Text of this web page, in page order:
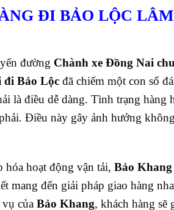
ĐI BẢO LỘC
đường Chành xe Đồng Nai
đi Bảo Lộc đã chiếm một con số
là điều dễ dàng. Tình trạng hàng
Điều này gây ảnh hưởng
hoạt động vận tải, Bảo Khang
mang đến giải pháp giao hàng
của Bảo Khang, khách hàng sẽ